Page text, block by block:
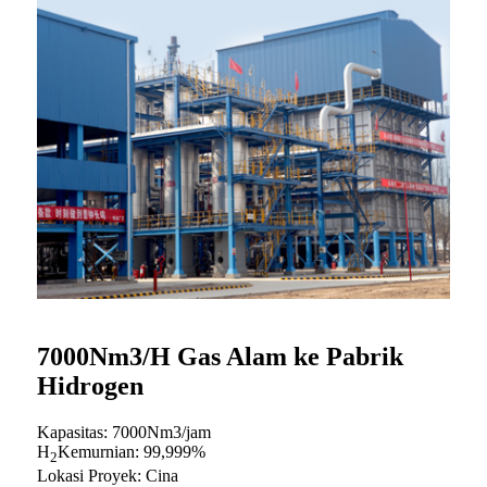
7000Nm3/H Gas Alam ke Pabrik
Hidrogen
Kapasitas: 7000Nm3/jam
H2Kemurnian: 99,999%
Lokasi Proyek: Cina